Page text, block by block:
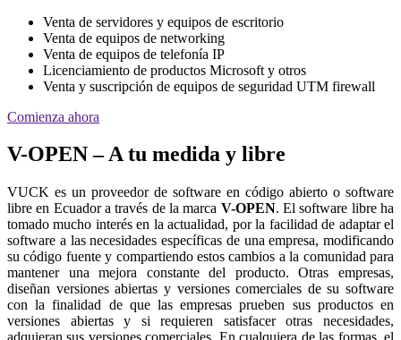
Venta de servidores y equipos de escritorio
Venta de equipos de networking
Venta de equipos de telefonía IP
Licenciamiento de productos Microsoft y otros
Venta y suscripción de equipos de seguridad UTM firewall
Comienza ahora
V-OPEN – A tu medida y libre
VUCK es un proveedor de software en código abierto o software
libre en Ecuador a través de la marca V-OPEN. El software libre ha
tomado mucho interés en la actualidad, por la facilidad de adaptar el
software a las necesidades específicas de una empresa, modificando
su código fuente y compartiendo estos cambios a la comunidad para
mantener una mejora constante del producto. Otras empresas,
diseñan versiones abiertas y versiones comerciales de su software
con la finalidad de que las empresas prueben sus productos en
versiones abiertas y si requieren satisfacer otras necesidades,